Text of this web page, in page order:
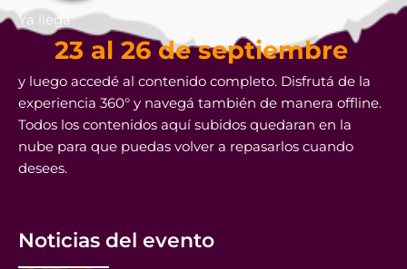
Ya llega
23 al 26 de septiembre
y luego accedé al contenido completo. Disfrutá de la
experiencia 360° y navegá también de manera offline.
Todos los contenidos aquí subidos quedaran en la
nube para que puedas volver a repasarlos cuando
desees.
Noticias del evento